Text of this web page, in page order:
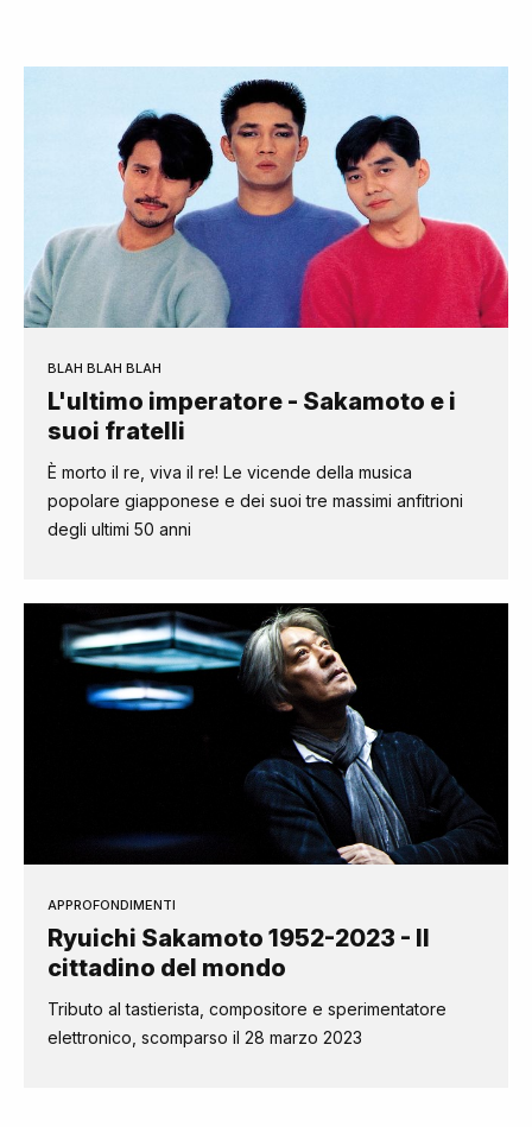
BLAH BLAH BLAH
L'ultimo imperatore - Sakamoto e i
suoi fratelli
È morto il re, viva il re! Le vicende della musica
popolare giapponese e dei suoi tre massimi anfitrioni
degli ultimi 50 anni
APPROFONDIMENTI
Ryuichi Sakamoto 1952-2023 - Il
cittadino del mondo
Tributo al tastierista, compositore e sperimentatore
elettronico, scomparso il 28 marzo 2023